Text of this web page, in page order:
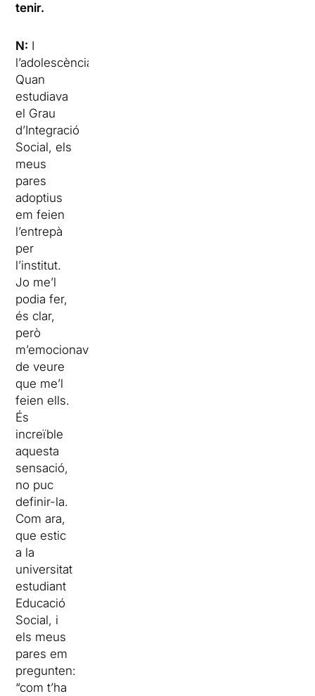
tenir.
N: I
l’adolescència.
Quan
estudiava
el Grau
d’Integració
Social, els
meus
pares
adoptius
em feien
l’entrepà
per
l’institut.
Jo me’l
podia fer,
és clar,
però
m’emocionava
de veure
que me’l
feien ells.
És
increïble
aquesta
sensació,
no puc
definir-la.
Com ara,
que estic
a la
universitat
estudiant
Educació
Social, i
els meus
pares em
pregunten:
“com t’ha